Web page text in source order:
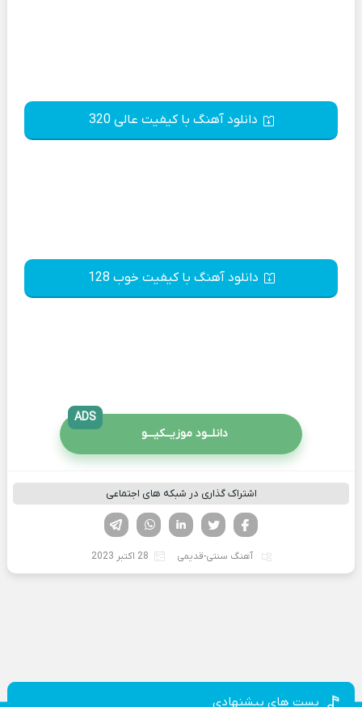
دانلود آهنگ با کیفیت عالی 320
دانلود آهنگ با کیفیت خوب 128
دانلــود موزیــکیـــو
ADS
اشتراک گذاری در شبکه های اجتماعی
لینکدین تویتر
فیسوک
آهنگ سنتی-قدیمی 28 اکتبر 2023
پست های پیشنهادی